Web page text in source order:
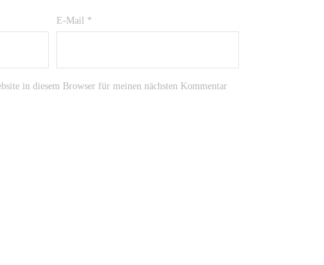
E-Mail *
in diesem Browser für meinen nächsten Kommentar